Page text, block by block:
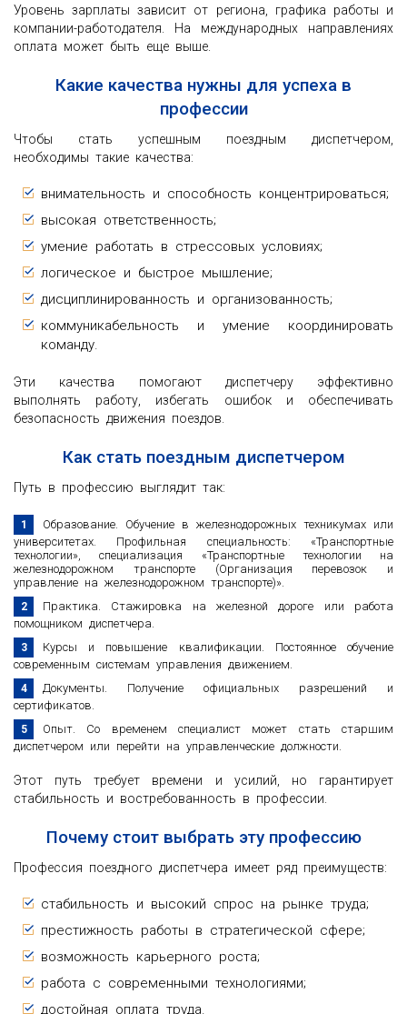
Уровень зарплаты зависит от региона, графика работы и
компании-работодателя. На международных направлениях
оплата может быть еще выше.
Какие качества нужны для успеха в
профессии
Чтобы стать успешным поездным диспетчером,
необходимы такие качества:
внимательность и способность концентрироваться;
высокая ответственность;
умение работать в стрессовых условиях;
логическое и быстрое мышление;
дисциплинированность и организованность;
коммуникабельность и умение координировать
команду.
Эти качества помогают диспетчеру эффективно
выполнять работу, избегать ошибок и обеспечивать
безопасность движения поездов.
Как стать поездным диспетчером
Путь в профессию выглядит так:
Образование. Обучение в железнодорожных техникумах или
университетах. Профильная специальность: «Транспортные
технологии», специализация «Транспортные технологии на
железнодорожном транспорте (Организация перевозок и
управление на железнодорожном транспорте)».
Практика. Стажировка на железной дороге или работа
помощником диспетчера.
Курсы и повышение квалификации. Постоянное обучение
современным системам управления движением.
Документы. Получение официальных разрешений и
сертификатов.
Опыт. Со временем специалист может стать старшим
диспетчером или перейти на управленческие должности.
Этот путь требует времени и усилий, но гарантирует
стабильность и востребованность в профессии.
Почему стоит выбрать эту профессию
Профессия поездного диспетчера имеет ряд преимуществ:
стабильность и высокий спрос на рынке труда;
престижность работы в стратегической сфере;
возможность карьерного роста;
работа с современными технологиями;
достойная оплата труда.